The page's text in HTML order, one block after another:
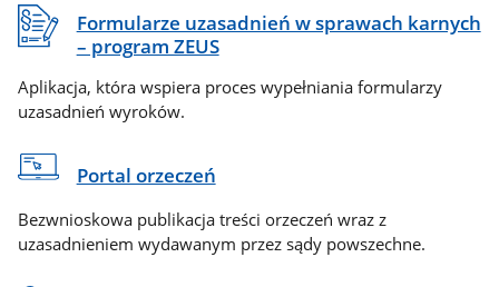
Formularze uzasadnień w sprawach karnych
– program ZEUS
Aplikacja, która wspiera proces wypełniania formularzy
uzasadnień wyroków.
Portal orzeczeń
Bezwnioskowa publikacja treści orzeczeń wraz z
uzasadnieniem wydawanym przez sądy powszechne.